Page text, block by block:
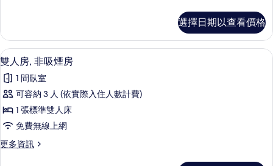
所
有
相
片
Room
Non-
smoking
詳
情
選擇日期以查看價格
顯
示
雙
人
房,
吸
雙人房, 非吸煙房 | 客房內保險箱、免
9
雙人房, 非吸煙房
1 間臥室
可容納 3 人 (依實際入住人數計費)
1 張標準雙人床
免費無線上網
更多資訊
更